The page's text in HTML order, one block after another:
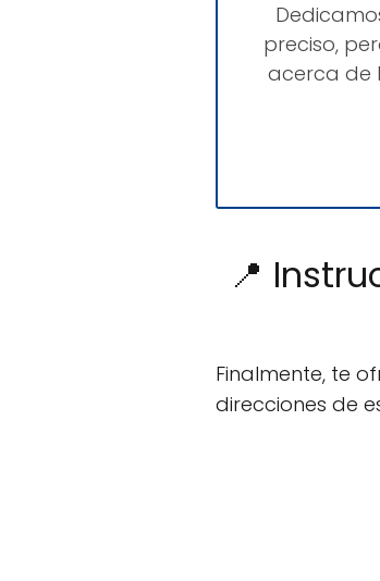
preciso,
acerca de
📍
Finalmente, te
direcciones de